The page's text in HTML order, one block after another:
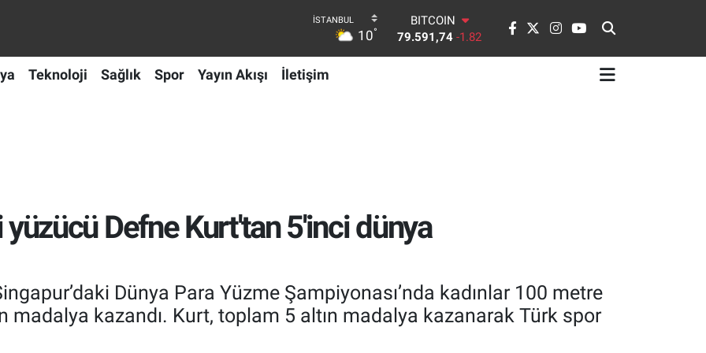
10°
79.591,74
-1.82
DOLAR
45,43620 0.02
Teknoloji Sağlık Spor Yayın Akışı İletişim
Defne Kurt'tan 5'inci dünya
Dünya Para Yüzme Şampiyonası’nda kadınlar 100 metre
madalya kazandı. Kurt, toplam 5 altın madalya kazanarak Türk spor